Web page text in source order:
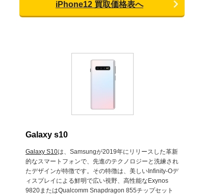
iPhone12 買取価格表へ
Galaxy s10
Galaxy S10は、Samsungが2019年にリリースした革新
的なスマートフォンで、先進のテクノロジーと洗練され
たデザインが特徴です。その特徴は、美しいInfinity-Oデ
ィスプレイによる鮮明で広い視野、高性能なExynos
9820またはQualcomm Snapdragon 855チップセット